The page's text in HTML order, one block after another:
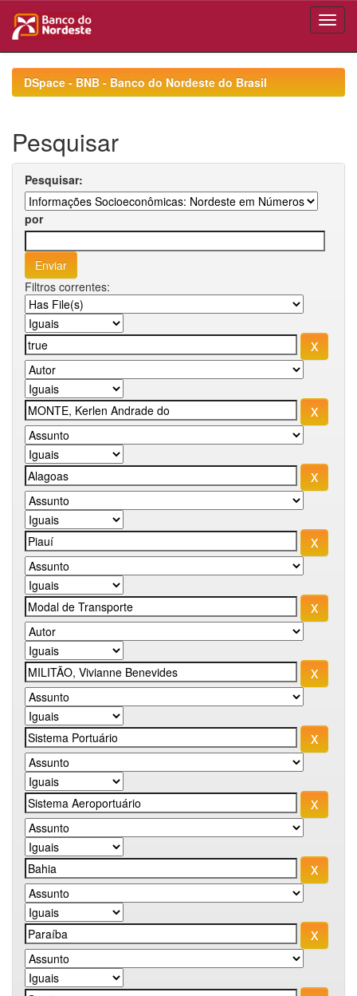
navigationDSpace - BNB - Banco do Nordeste do Brasil
Pesquisar
Pesquisar:
por
Filtros correntes: